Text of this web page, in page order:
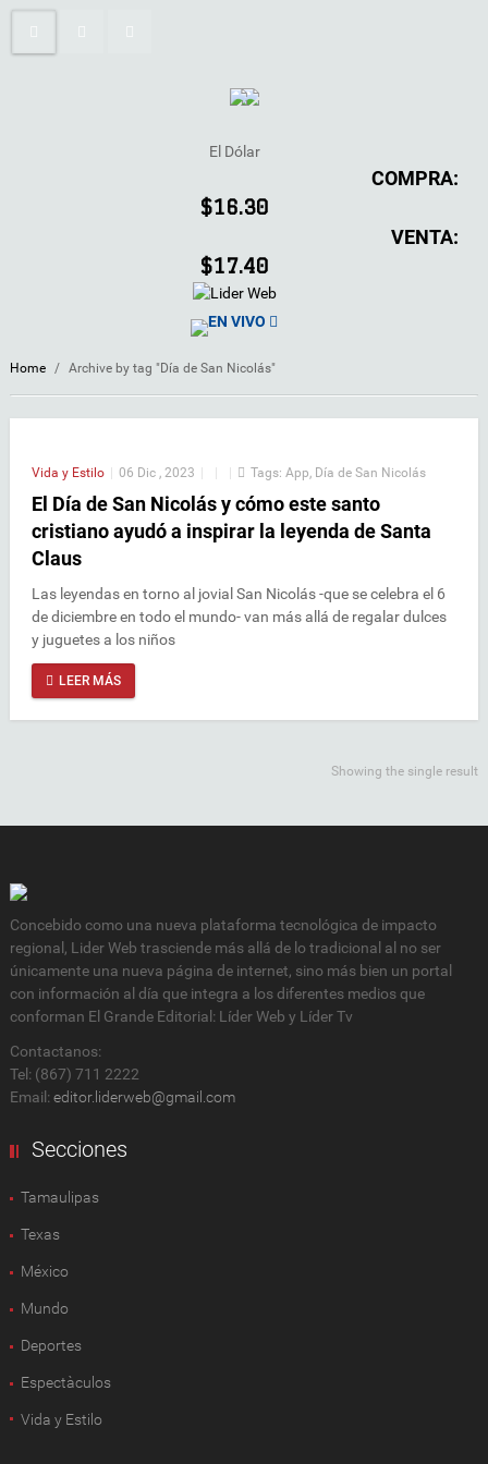
El Dólar
COMPRA:
$16.30
VENTA:
$17.40
EN VIVO
Home / Archive by tag "Día de San Nicolás"
Vida y Estilo | 06 Dic , 2023 | | | Tags: App Día de San Nicolás
El Día de San Nicolás y cómo este santo
cristiano ayudó a inspirar la leyenda de Santa
Claus
Las leyendas en torno al jovial San Nicolás -que se celebra el 6
de diciembre en todo el mundo- van más allá de regalar dulces
y juguetes a los niños
LEER MÁS
Showing the single result
Concebido como una nueva plataforma tecnológica de impacto
regional, Lider Web trasciende más allá de lo tradicional al no ser
únicamente una nueva página de internet, sino más bien un portal
con información al día que integra a los diferentes medios que
conforman El Grande Editorial: Líder Web y Líder Tv
Contactanos:
Tel: (867) 711 2222
Email: editor.liderweb@gmail.com
Secciones
Tamaulipas
Texas
México
Mundo
Deportes
Espectàculos
Vida y Estilo